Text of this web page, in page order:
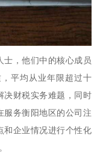
士，他们中的核心成员
平均从业年限超过十
决财税实务难题，同时
服务衡阳地区的公司注
和企业情况进行个性化